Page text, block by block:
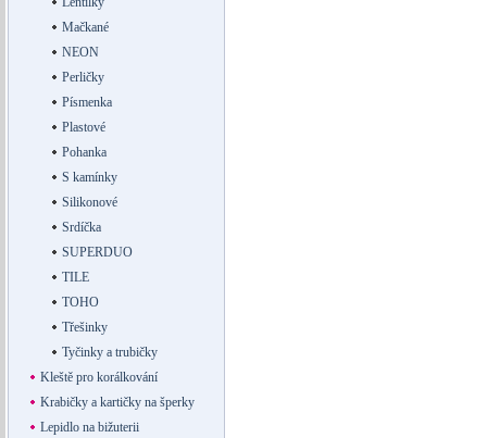
Mačkané
NEON
Perličky
Písmenka
Plastové
Pohanka
S kamínky
Silikonové
Srdíčka
SUPERDUO
TILE
TOHO
Třešinky
Tyčinky a trubičky
Kleště pro korálkování
Krabičky a kartičky na šperky
Lepidlo na bižuterii